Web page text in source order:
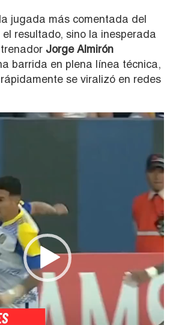
jugada más comentada del
resultado, sino la inesperada
Jorge Almirón
barrida en plena línea técnica,
se viralizó en redes